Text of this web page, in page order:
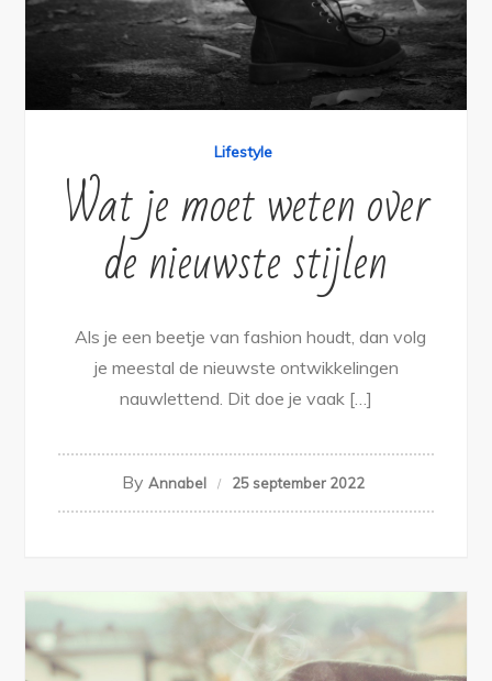
Lifestyle
Wat je moet weten over
de nieuwste stijlen
Als je een beetje van fashion houdt, dan volg
je meestal de nieuwste ontwikkelingen
nauwlettend. Dit doe je vaak […]
By Annabel 25 september 2022